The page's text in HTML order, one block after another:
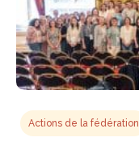
Actions de la fédération